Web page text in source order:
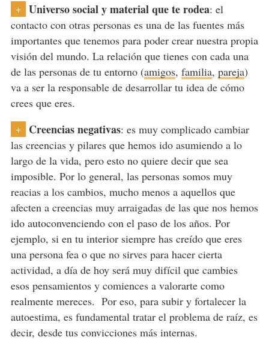
+ Universo social y material que te rodea: el
contacto con otras personas es una de las fuentes más
importantes que tenemos para poder crear nuestra propia
visión del mundo. La relación que tienes con cada una
de las personas de tu entorno (amigos, familia, pareja)
va a ser la responsable de desarrollar tu idea de cómo
crees que eres.
+ Creencias negativas: es muy complicado cambiar
las creencias y pilares que hemos ido asumiendo a lo
largo de la vida, pero esto no quiere decir que sea
imposible. Por lo general, las personas somos muy
reacias a los cambios, mucho menos a aquellos que
afecten a creencias muy arraigadas de las que nos hemos
ido autoconvenciendo con el paso de los años. Por
ejemplo, si en tu interior siempre has creído que eres
una persona fea o que no sirves para hacer cierta
actividad, a día de hoy será muy difícil que cambies
esos pensamientos y comiences a valorarte como
realmente mereces. Por eso, para subir y fortalecer la
autoestima, es fundamental tratar el problema de raíz, es
decir, desde tus convicciones más internas.